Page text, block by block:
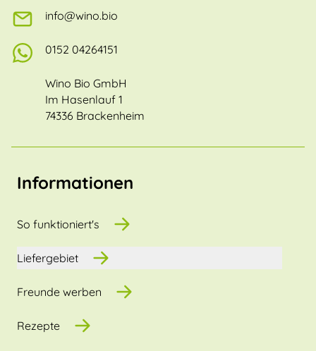
info@wino.bio
0152 04264151
Wino Bio GmbH
Im Hasenlauf 1
74336 Brackenheim
Informationen
So funktioniert's
Liefergebiet
Freunde werben
Rezepte